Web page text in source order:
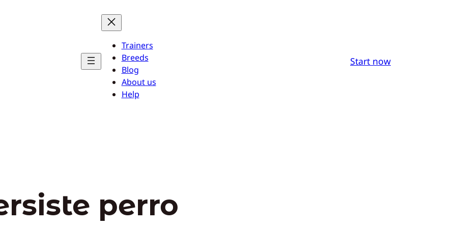
Trainers
Breeds
Blog
About us
Help
Start now
perro